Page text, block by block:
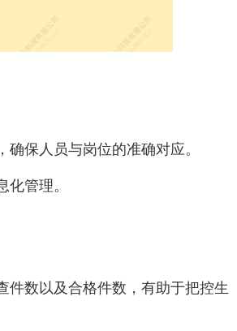
保人员与岗位的准确对应。
管理。
件数以及合格件数，有助于把控生